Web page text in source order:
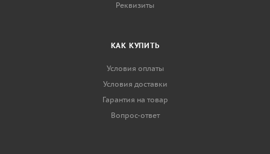
Реквизиты
КАК КУПИТЬ
Условия оплаты
Условия доставки
Гарантия на товар
Вопрос-ответ